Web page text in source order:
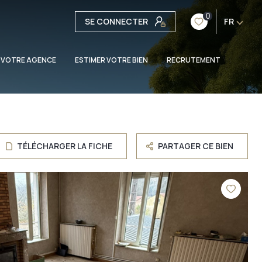
SE CONNECTER 0 FR
AGENCE ESTIMER VOTRE BIEN RECRUTEMENT
TÉLÉCHARGER LA FICHE PARTAGER CE BIEN